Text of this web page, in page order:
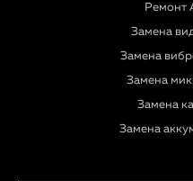
Ремонт
Замена
Замена
Замена
Замена
Замена